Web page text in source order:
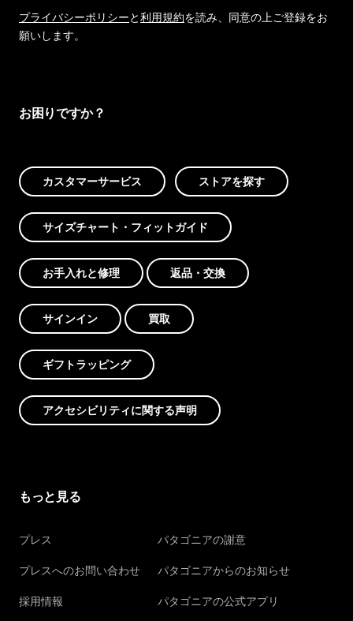
プライバシーポリシーと利用規約を読み、同意の上ご登録をお
願いします。
お困りですか？
カスタマーサービス ストアを探す
サイズチャート・フィットガイド
お手入れと修理 返品・交換
サインイン 買取
ギフトラッピング
アクセシビリティに関する声明
もっと見る
プレス
プレスへのお問い合わせ
採用情報
パタゴニアの謝意
パタゴニアからのお知らせ
パタゴニアの公式アプリ